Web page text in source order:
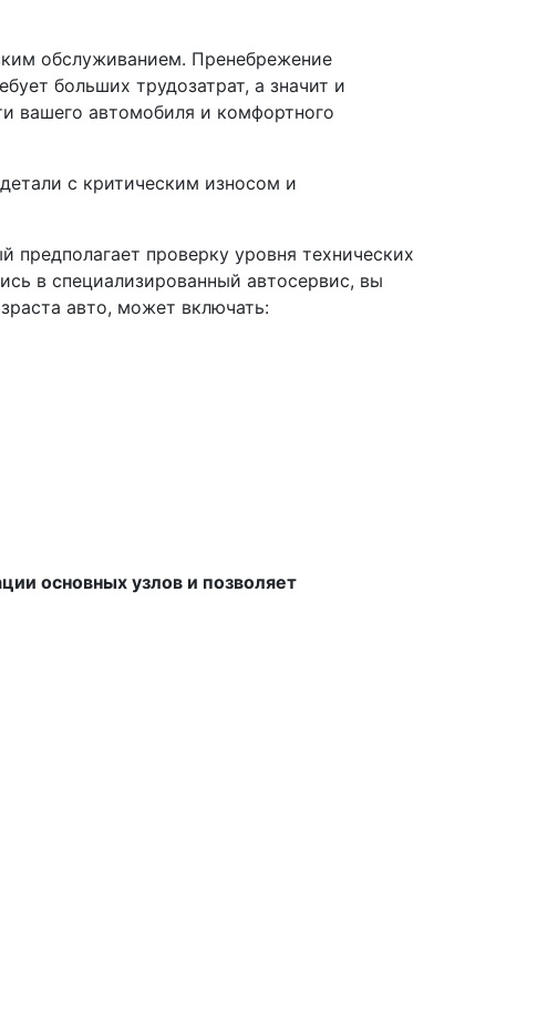
обслуживанием. Пренебрежение
больших трудозатрат, а значит и
вашего автомобиля и комфортного
с критическим износом и
проверку уровня технических
в специализированный автосервис, вы
авто, может включать:
основных узлов и позволяет